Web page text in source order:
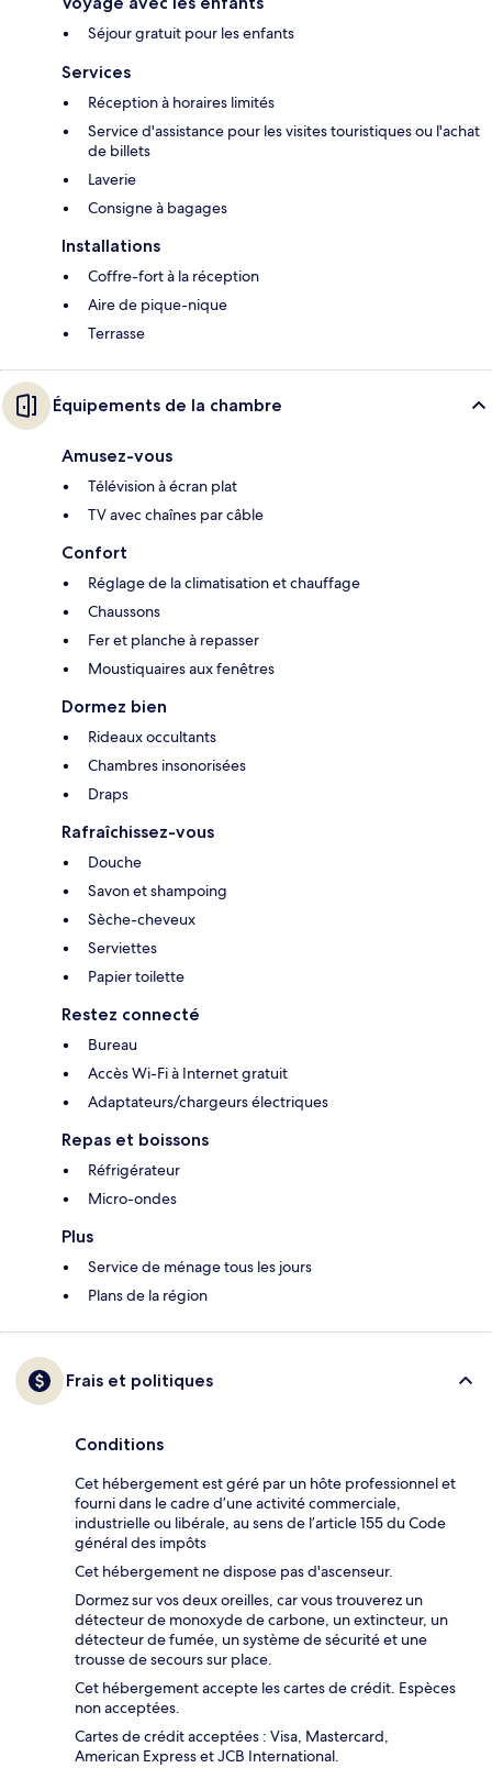
Séjour gratuit pour les enfants
Services
Réception à horaires limités
Service d'assistance pour les visites touristiques ou l'achat
de billets
Laverie
Consigne à bagages
Installations
Coffre-fort à la réception
Aire de pique-nique
Terrasse
Équipements de la chambre
Amusez-vous
Télévision à écran plat
TV avec chaînes par câble
Confort
Réglage de la climatisation et chauffage
Chaussons
Fer et planche à repasser
Moustiquaires aux fenêtres
Dormez bien
Rideaux occultants
Chambres insonorisées
Draps
Rafraîchissez-vous
Douche
Savon et shampoing
Sèche-cheveux
Serviettes
Papier toilette
Restez connecté
Bureau
Accès Wi-Fi à Internet gratuit
Adaptateurs/chargeurs électriques
Repas et boissons
Réfrigérateur
Micro-ondes
Plus
Service de ménage tous les jours
Plans de la région
Frais et politiques
Conditions
Cet hébergement est géré par un hôte professionnel et
fourni dans le cadre d’une activité commerciale,
industrielle ou libérale, au sens de l’article 155 du Code
général des impôts
Cet hébergement ne dispose pas d'ascenseur.
Dormez sur vos deux oreilles, car vous trouverez un
détecteur de monoxyde de carbone, un extincteur, un
détecteur de fumée, un système de sécurité et une
trousse de secours sur place.
Cet hébergement accepte les cartes de crédit. Espèces
non acceptées.
Cartes de crédit acceptées : Visa, Mastercard,
American Express et JCB International.